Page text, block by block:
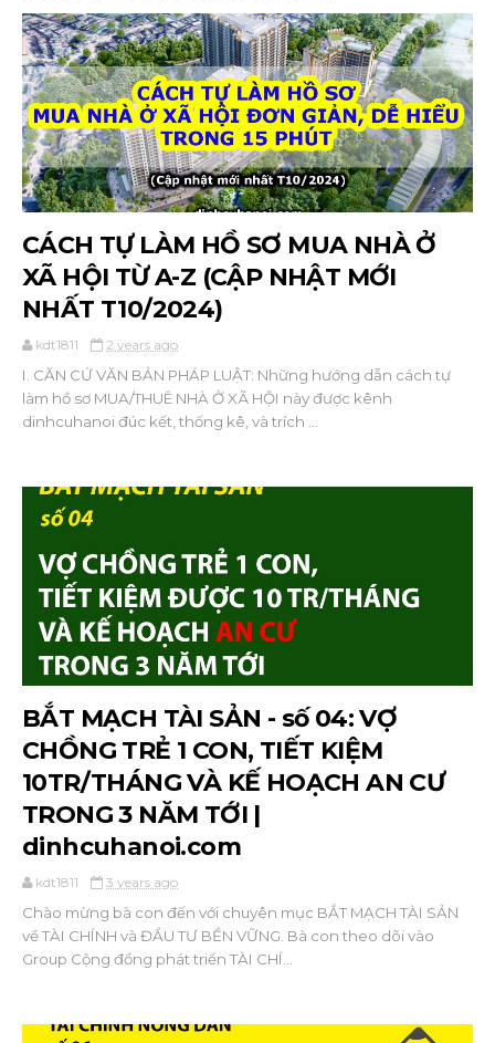
CÁCH TỰ LÀM HỒ SƠ MUA NHÀ Ở
XÃ HỘI TỪ A-Z (CẬP NHẬT MỚI
NHẤT T10/2024)
kdt1811 2 years ago
I. CĂN CỨ VĂN BẢN PHÁP LUẬT: Những hướng dẫn cách tự
làm hồ sơ MUA/THUÊ NHÀ Ở XÃ HỘI này được kênh
dinhcuhanoi đúc kết, thống kê, và trích ...
BẮT MẠCH TÀI SẢN - số 04: VỢ
CHỒNG TRẺ 1 CON, TIẾT KIỆM
10TR/THÁNG VÀ KẾ HOẠCH AN CƯ
TRONG 3 NĂM TỚI |
dinhcuhanoi.com
kdt1811 3 years ago
Chào mừng bà con đến với chuyên mục BẮT MẠCH TÀI SẢN
về TÀI CHÍNH và ĐẦU TƯ BỀN VỮNG. Bà con theo dõi vào
Group Cộng đồng phát triển TÀI CHÍ...